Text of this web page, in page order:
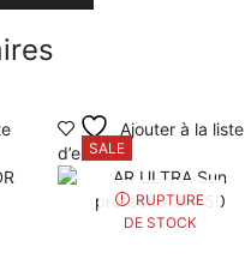
SALE
Ajouter à la liste
d’envies
RUPTURE
DE STOCK